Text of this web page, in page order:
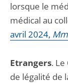
lorsque le
médical au
avril 2024,
Etrangers.
de légalité de